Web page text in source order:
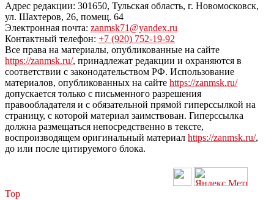
Адрес редакции: 301650, Тульская область, г. Новомосковск,
ул. Шахтеров, 26, помещ. 64
Электронная почта: zanmsk71@yandex.ru
Контактный телефон: +7 (920) 752-19-92
Все права на материалы, опубликованные на сайте
https://zanmsk.ru/, принадлежат редакции и охраняются в
соответствии с законодательством РФ. Использование
материалов, опубликованных на сайте https://zanmsk.ru/
допускается только с письменного разрешения
правообладателя и с обязательной прямой гиперссылкой на
страницу, с которой материал заимствован. Гиперссылка
должна размещаться непосредственно в тексте,
воспроизводящем оригинальный материал https://zanmsk.ru/,
до или после цитируемого блока.
Top